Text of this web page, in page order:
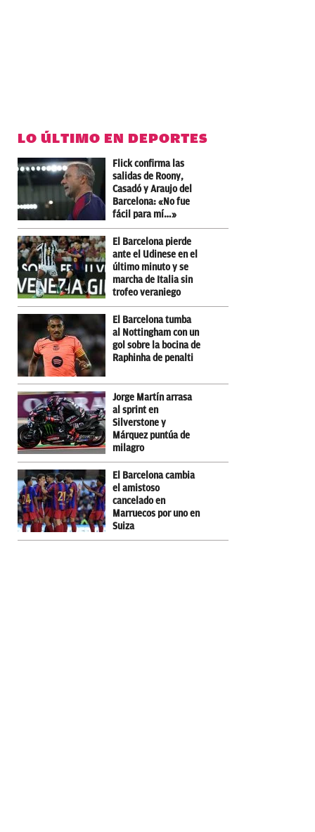
LO ÚLTIMO EN DEPORTES
Flick confirma las
salidas de Roony,
Casadó y Araujo del
Barcelona: «No fue
fácil para mí…»
El Barcelona pierde
ante el Udinese en el
último minuto y se
marcha de Italia sin
trofeo veraniego
El Barcelona tumba
al Nottingham con un
gol sobre la bocina de
Raphinha de penalti
Jorge Martín arrasa
al sprint en
Silverstone y
Márquez puntúa de
milagro
El Barcelona cambia
el amistoso
cancelado en
Marruecos por uno en
Suiza